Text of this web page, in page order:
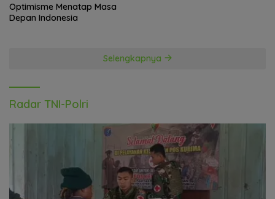
Optimisme Menatap Masa
Depan Indonesia
Selengkapnya
Radar TNI-Polri